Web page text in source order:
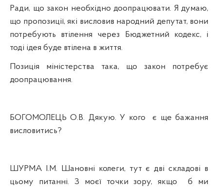
Ради, що закон необхідно доопрацювати. Я думаю,
що пропозиції, які висловив народний депутат, вони
потребують втілення через Бюджетний кодекс, і
тоді ідея буде втілена в життя.
Позиція міністерства така, що закон потребує
доопрацювання.
БОГОМОЛЕЦЬ О.В. Дякую. У кого
є ще бажання
висловитись?
ШУРМА І.М. Шановні колеги, тут є дві складові в
цьому питанні. З моєї точки зору, якщо
б ми